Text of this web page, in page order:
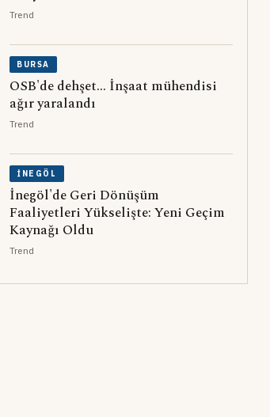
Trend
BURSA
OSB'de dehşet... İnşaat mühendisi
ağır yaralandı
Trend
İNEGÖL
İnegöl'de Geri Dönüşüm
Faaliyetleri Yükselişte: Yeni Geçim
Kaynağı Oldu
Trend